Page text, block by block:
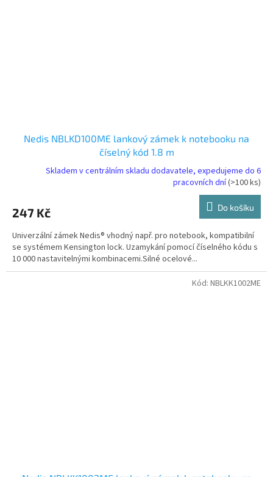
Nedis NBLKD100ME lankový zámek k notebooku na
číselný kód 1.8 m
Skladem v centrálním skladu dodavatele, expedujeme do 6
pracovních dní(>100 ks)
247 Kč Do košíku
Univerzální zámek Nedis® vhodný např. pro notebook, kompatibilní
se systémem Kensington lock. Uzamykání pomocí číselného kódu s
10 000 nastavitelnými kombinacemi.Silné ocelové...
Kód: NBLKK1002ME